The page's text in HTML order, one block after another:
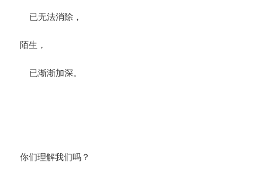
已无法消除，
陌生，
已渐渐加深。
你们理解我们吗？